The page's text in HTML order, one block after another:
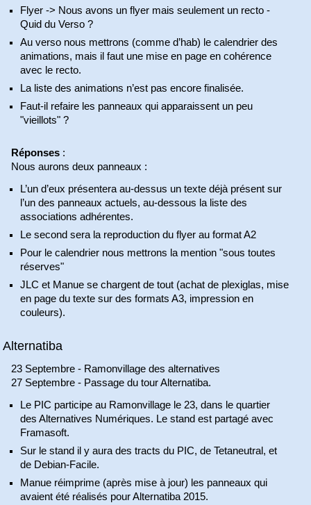
Flyer -> Nous avons un flyer mais seulement un recto -
Quid du Verso ?
Au verso nous mettrons (comme d’hab) le calendrier des
animations, mais il faut une mise en page en cohérence
avec le recto.
La liste des animations n’est pas encore finalisée.
Faut-il refaire les panneaux qui apparaissent un peu
"vieillots" ?
Réponses :
Nous aurons deux panneaux :
L’un d’eux présentera au-dessus un texte déjà présent sur
l’un des panneaux actuels, au-dessous la liste des
associations adhérentes.
Le second sera la reproduction du flyer au format A2
Pour le calendrier nous mettrons la mention "sous toutes
réserves"
JLC et Manue se chargent de tout (achat de plexiglas, mise
en page du texte sur des formats A3, impression en
couleurs).
Alternatiba
23 Septembre - Ramonvillage des alternatives
27 Septembre - Passage du tour Alternatiba.
Le PIC participe au Ramonvillage le 23, dans le quartier
des Alternatives Numériques. Le stand est partagé avec
Framasoft.
Sur le stand il y aura des tracts du PIC, de Tetaneutral, et
de Debian-Facile.
Manue réimprime (après mise à jour) les panneaux qui
avaient été réalisés pour Alternatiba 2015.